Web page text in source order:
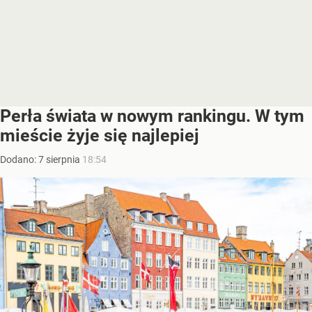
Perła świata w nowym rankingu. W tym
mieście żyje się najlepiej
Dodano:7 sierpnia 18:54